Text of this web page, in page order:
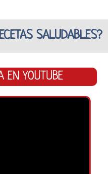
SALUDABLES?
EN YOUTUBE